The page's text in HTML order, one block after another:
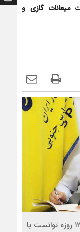
میعانات گازی و
مجتمع گاز پارس جنوبی در بازه زمانی ۱۲ روزه توانست با